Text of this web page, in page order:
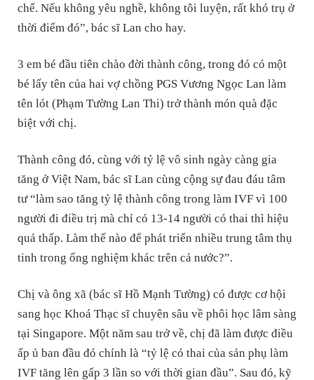
chế. Nếu không yêu nghề, không tôi luyện, rất khó trụ ở
thời điểm đó”, bác sĩ Lan cho hay.
3 em bé đầu tiên chào đời thành công, trong đó có một
bé lấy tên của hai vợ chồng PGS Vương Ngọc Lan làm
tên lót (Phạm Tường Lan Thi) trở thành món quà đặc
biệt với chị.
Thành công đó, cùng với tỷ lệ vô sinh ngày càng gia
tăng ở Việt Nam, bác sĩ Lan cùng cộng sự đau đáu tâm
tư “làm sao tăng tỷ lệ thành công trong làm IVF vì 100
người đi điều trị mà chỉ có 13-14 người có thai thì hiệu
quả thấp. Làm thế nào để phát triển nhiều trung tâm thụ
tinh trong ống nghiệm khác trên cả nước?”.
Chị và ông xã (bác sĩ Hồ Mạnh Tường) có được cơ hội
sang học Khoá Thạc sĩ chuyên sâu về phôi học lâm sàng
tại Singapore. Một năm sau trở về, chị đã làm được điều
ấp ủ ban đầu đó chính là “tỷ lệ có thai của sản phụ làm
IVF tăng lên gấp 3 lần so với thời gian đầu”. Sau đó, kỹ